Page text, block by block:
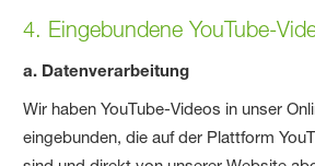
4. Eingebundene YouTube-
a. Datenverarbeitung
Wir haben YouTube-Videos in unser
eingebunden, die auf der Plattform